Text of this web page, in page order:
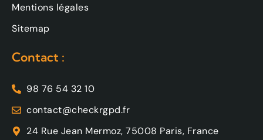
Mentions légales
Sitemap
Contact :
98 76 54 32 10
contact@checkrgpd.fr
24 Rue Jean Mermoz, 75008 Paris, France